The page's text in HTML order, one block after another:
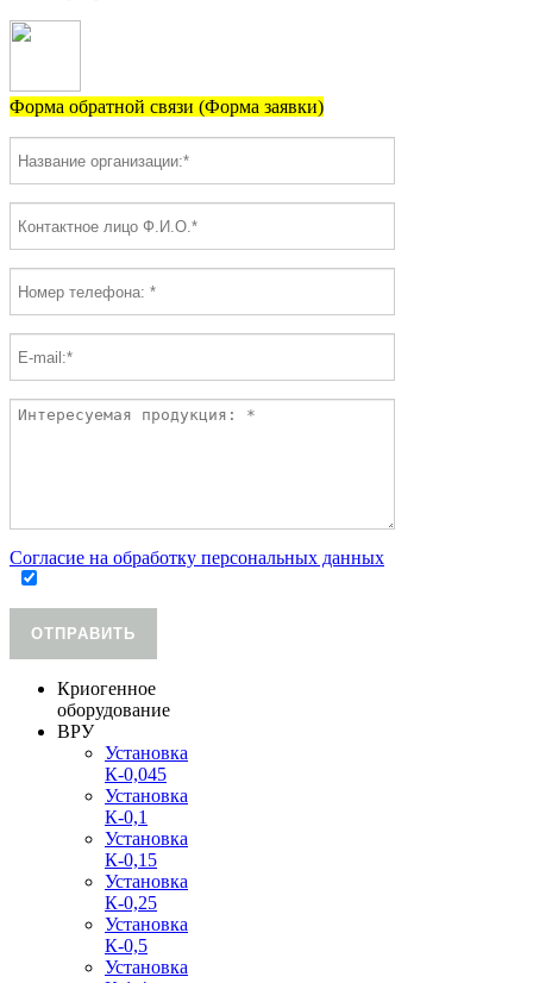
Форма обратной связи (Форма заявки)
Согласие на обработку персональных данных
ОТПРАВИТЬ
Криогенное
оборудование
ВРУ
Установка
К-0,045
Установка
К-0,1
Установка
К-0,15
Установка
К-0,25
Установка
К-0,5
Установка